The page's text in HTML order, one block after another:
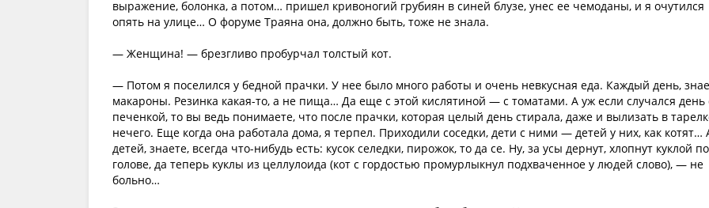
выражение, болонка, а потом… пришел кривоногий грубиян в синей блузе, унес ее чемоданы, и я очутился
опять на улице… О форуме Траяна она, должно быть, тоже не знала.
— Женщина! — брезгливо пробурчал толстый кот.
— Потом я поселился у бедной прачки. У нее было много работы и очень невкусная еда. Каждый день,
макароны. Резинка какая-то, а не пища… Да еще с этой кислятиной — с томатами. А уж если случался день
печенкой, то вы ведь понимаете, что после прачки, которая целый день стирала, даже и вылизать в
нечего. Еще когда она работала дома, я терпел. Приходили соседки, дети с ними — детей у них, как котят…
детей, знаете, всегда что-нибудь есть: кусок селедки, пирожок, то да се. Ну, за усы дернут, хлопнут куклой по
голове, да теперь куклы из целлулоида (кот с гордостью промурлыкнул подхваченное у людей слово), — не
больно…